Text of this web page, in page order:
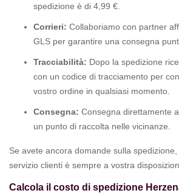
spedizione è di 4,99 €.
Corrieri: Collaboriamo con partner
GLS per garantire una consegna
Tracciabilità: Dopo la spedizione
con un codice di tracciamento per
vostro ordine in qualsiasi momento.
Consegna: Consegna direttamente
un punto di raccolta nelle vicinanze.
Se avete ancora domande sulla
servizio clienti è sempre a vostra
Calcola il costo di spedizione